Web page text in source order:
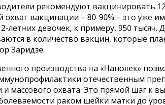
рекомендуют вакцинировать
охват вакцинации – 80-90% – это уже
летних девочек, к примеру, 950
в количество вакцин, которые
Заридзе.
производства на «Нанолек»
отечественным
и массового охвата. Это прямой шаг к
раком шейки матки до